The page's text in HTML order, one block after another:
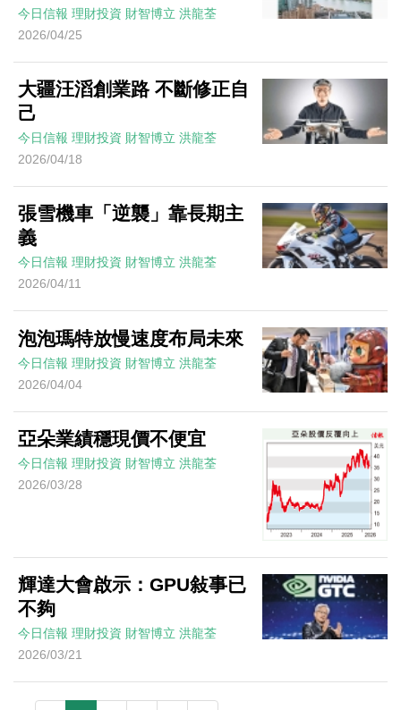
今日信報 理財投資 財智博立 洪龍荃
2026/04/25
大疆汪滔創業路 不斷修正自
己
今日信報 理財投資 財智博立 洪龍荃
2026/04/18
張雪機車「逆襲」靠長期主
義
今日信報 理財投資 財智博立 洪龍荃
2026/04/11
泡泡瑪特放慢速度布局未來
今日信報 理財投資 財智博立 洪龍荃
2026/04/04
亞朵業績穩現價不便宜
今日信報 理財投資 財智博立 洪龍荃
2026/03/28
輝達大會啟示：GPU敍事已
不夠
今日信報 理財投資 財智博立 洪龍荃
2026/03/21